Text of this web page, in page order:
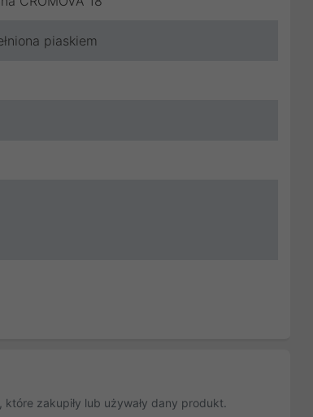
piaskiem
zakupiły lub używały dany produkt.